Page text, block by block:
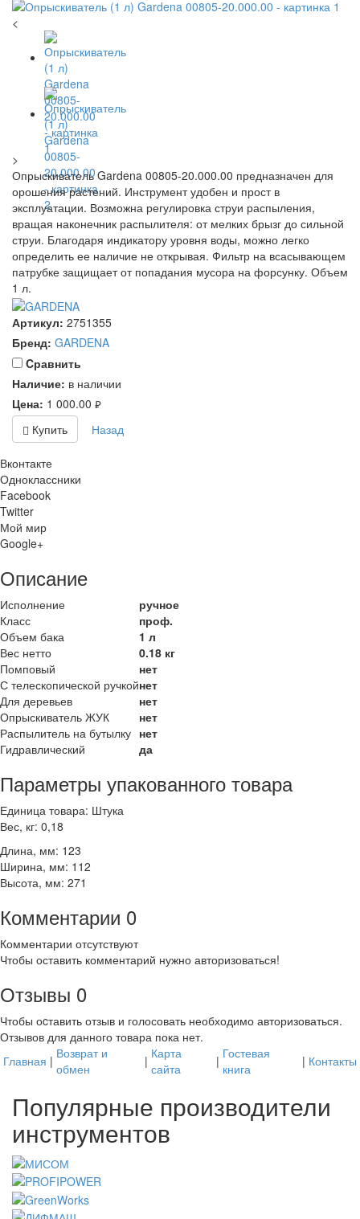
<
>
Опрыскиватель Gardena 00805-20.000.00 предназначен для
орошения растений. Инструмент удобен и прост в
эксплуатации. Возможна регулировка струи распыления,
вращая наконечник распылителя: от мелких брызг до сильной
струи. Благодаря индикатору уровня воды, можно легко
определить ее наличие не открывая. Фильтр на всасывающем
патрубке защищает от попадания мусора на форсунку. Объем
1 л.
Артикул: 2751355
Бренд: GARDENA
Cравнить
Наличие: в наличии
Цена: 1 000.00 руб.
Купить Назад
Вконтакте
Одноклассники
Facebook
Twitter
Мой мир
Google+
Описание
Исполнение
ручное
Класс
проф.
Объем бака
1 л
Вес нетто
0.18 кг
Помповый
нет
С телескопической ручкойнет
Для деревьев
нет
Опрыскиватель ЖУК
нет
Распылитель на бутылку нет
Гидравлический
да
Параметры упакованного товара
Единица товара: Штука
Вес, кг: 0,18
Длина, мм: 123
Ширина, мм: 112
Высота, мм: 271
Комментарии 0
Комментарии отсутствуют
Чтобы оставить комментарий нужно авторизоваться!
Отзывы 0
Чтобы оcтавить отзыв и голосовать необходимо авторизоваться.
Отзывов для данного товара пока нет.
Главная | Возврат и
обмен
| Карта
сайта
| Гостевая
книга
| Контакты
Популярные производители
инструментов